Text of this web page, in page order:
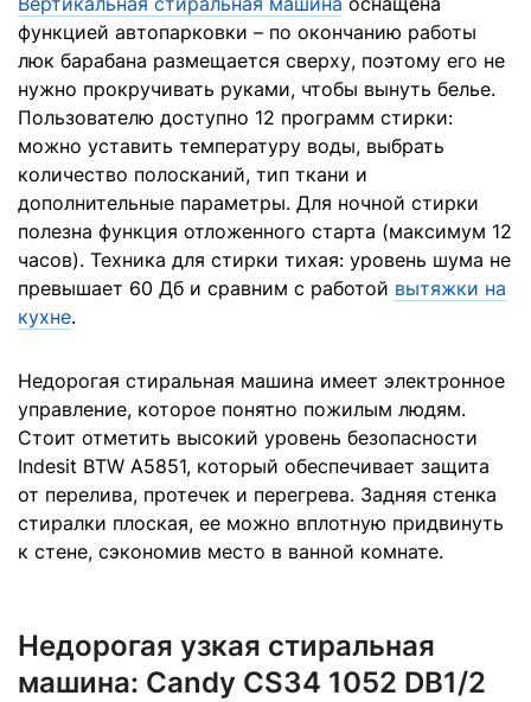
функцией автопарковки – по окончанию работы
люк барабана размещается сверху, поэтому его не
нужно прокручивать руками, чтобы вынуть белье.
Пользователю доступно 12 программ стирки:
можно уставить температуру воды, выбрать
количество полосканий, тип ткани и
дополнительные параметры. Для ночной стирки
полезна функция отложенного старта (максимум 12
часов). Техника для стирки тихая: уровень шума не
превышает 60 Дб и сравним с работой вытяжки на
кухне.
Недорогая стиральная машина имеет электронное
управление, которое понятно пожилым людям.
Стоит отметить высокий уровень безопасности
Indesit BTW A5851, который обеспечивает защита
от перелива, протечек и перегрева. Задняя стенка
стиралки плоская, ее можно вплотную придвинуть
к стене, сэкономив место в ванной комнате.
Недорогая узкая стиральная
машина: Candy CS34 1052 DB1/2